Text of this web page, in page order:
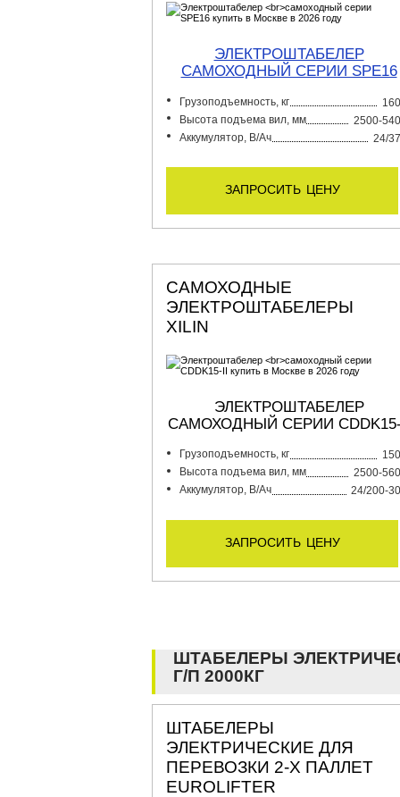
ЭЛЕКТРОШТАБЕЛЕР
САМОХОДНЫЙ СЕРИИ SPE16
Грузоподъемность, кг
Высота подъема вил, мм
2500-
Аккумулятор, В/Ач
24/
запросить цену
САМОХОДНЫЕ
ЭЛЕКТРОШТАБЕЛЕРЫ
XILIN
ЭЛЕКТРОШТАБЕЛЕР
САМОХОДНЫЙ СЕРИИ
Грузоподъемность, кг
Высота подъема вил, мм
2500-
Аккумулятор, В/Ач
24/200-
запросить цену
ШТАБЕЛЕРЫ
Г/П 2000КГ
ШТАБЕЛЕРЫ
ЭЛЕКТРИЧЕСКИЕ ДЛЯ
ПЕРЕВОЗКИ 2-Х ПАЛЛЕТ
EUROLIFTER